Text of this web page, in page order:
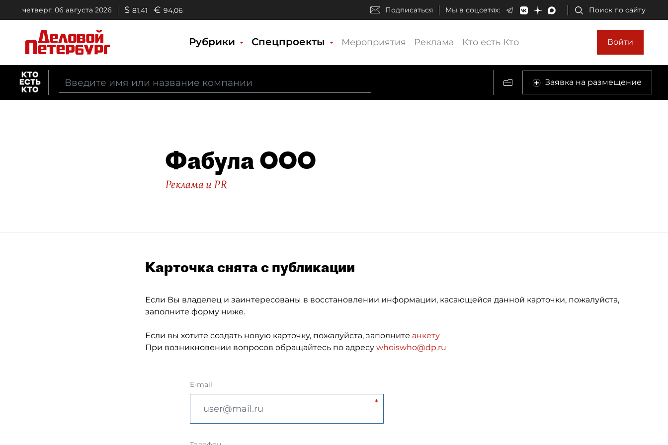
четверг, 06 августа 2026 $ 81,41 € 94,06 Подписаться Мы в соцсетях: Поиск по сайту
Рубрики Спецпроекты Мероприятия Реклама Кто есть Кто Войти
Заявка на размещение
Фабула ООО
Реклама и PR
Карточка снята с публикации
Если Вы владелец и заинтересованы в восстановлении информации, касающейся данной карточки, пожалуйста,
заполните форму ниже.
Если вы хотите создать новую карточку, пожалуйста, заполните анкету
При возникновении вопросов обращайтесь по адресу whoiswho@dp.ru
E-mail